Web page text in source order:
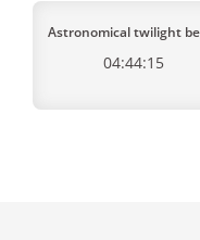
Astronomical twilight
04:44:15